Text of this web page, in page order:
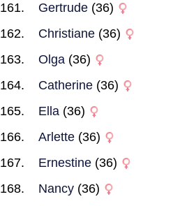
Gertrude (36)
Christiane (36)
Olga (36)
Catherine (36)
Ella (36)
Arlette (36)
Ernestine (36)
Nancy (36)